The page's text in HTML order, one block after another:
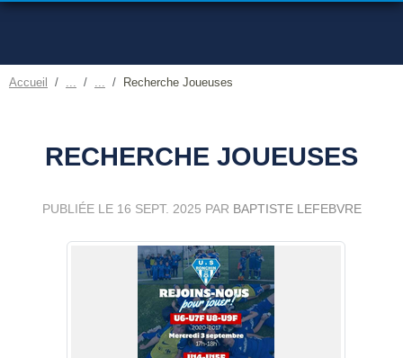
Accueil Recherche Joueuses
RECHERCHE JOUEUSES
PUBLIÉE LE 16 SEPT. 2025 PAR BAPTISTE LEFEBVRE